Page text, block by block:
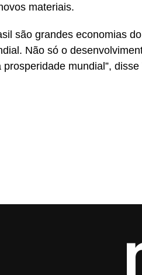
materiais.
são grandes economias
Não só o
mundial”, disse